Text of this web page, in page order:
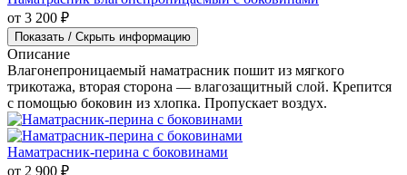
плотным блоком Classic 512.
Производитель вправе вносить изменения в конструкцию и внешний вид
изделия, не изменяя при этом его физических и эксплуатационных свойств.
Вместе с этим товаров интересуются: